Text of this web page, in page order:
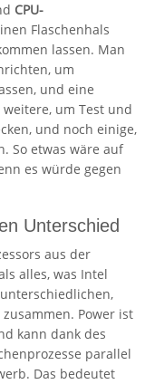
CPU-
Flaschenhals
lassen. Man
um
und eine
um Test und
und noch einige,
So etwas wäre auf
es würde gegen
Unterschied
aus der
alles, was Intel
Power ist
kann dank des
parallel
Das bedeutet